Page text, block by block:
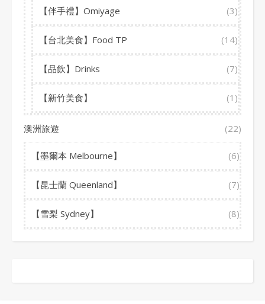
【伴手禮】Omiyage (3)
【台北美食】Food TP (14)
【品飲】Drinks (7)
【新竹美食】 (1)
澳洲旅遊 (22)
【墨爾本 Melbourne】 (6)
【昆士蘭 Queenland】 (7)
【雪梨 Sydney】 (8)